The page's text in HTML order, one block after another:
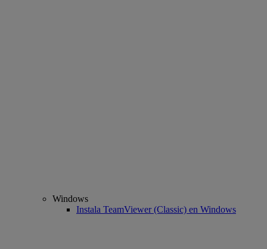
Windows
Instala TeamViewer (Classic) en Windows